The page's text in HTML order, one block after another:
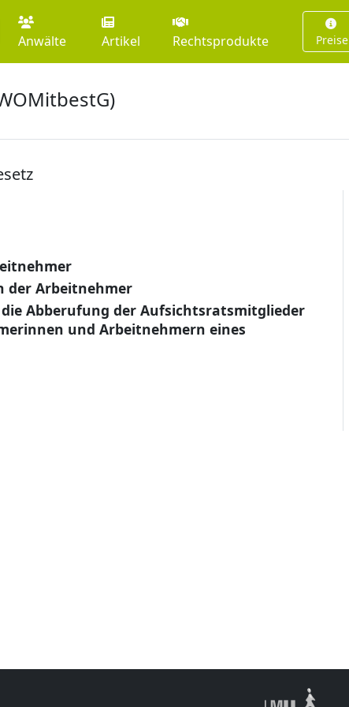
Anwälte Artikel Rechtsprodukte Preise
der Arbeitnehmer
Abberufung der Aufsichtsratsmitglieder
und Arbeitnehmern eines